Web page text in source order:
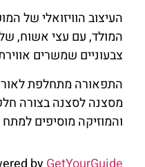
העיצוב הוויזואלי של
המולד, עם עצי אשוח,
צבעוניים שמשרים
התפאורה מתחלפת
מסצנה לסצנה בצורה
והמוזיקה מוסיפים